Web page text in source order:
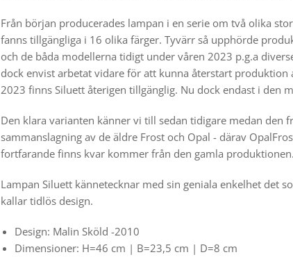
Från början producerades lampan i en serie om två olika
fanns tillgängliga i 16 olika färger. Tyvärr så upphörde
och de båda modellerna tidigt under våren 2023 p.g.a
dock envist arbetat vidare för att kunna återstart produktion
2023 finns Siluett återigen tillgänglig. Nu dock endast i den
Den klara varianten känner vi till sedan tidigare medan den
sammanslagning av de äldre Frost och Opal - därav
fortfarande finns kvar kommer från den gamla produktionen.
Lampan Siluett kännetecknar med sin geniala enkelhet det
kallar tidlös design.
Design: Malin Sköld -2010
Dimensioner: H=46 cm | B=23,5 cm | D=8 cm